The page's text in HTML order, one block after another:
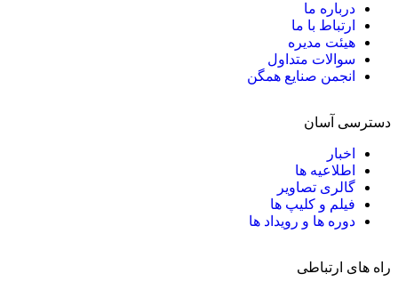
درباره ما
ارتباط با ما
هیئت مدیره
سوالات متداول
انجمن صنایع همگن
دسترسی آسان
اخبار
اطلاعیه ها
گالری تصاویر
فیلم و کلیپ ها
دوره ها و رویداد ها
راه های ارتباطی